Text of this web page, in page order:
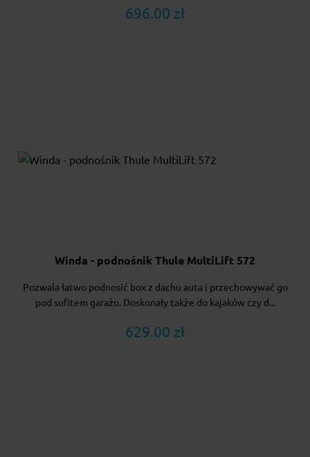
696.00 zł
Winda - podnośnik Thule MultiLift 572
Pozwala łatwo podnosić box z dachu auta i przechowywać go
pod sufitem garażu. Doskonały także do kajaków czy d...
629.00 zł